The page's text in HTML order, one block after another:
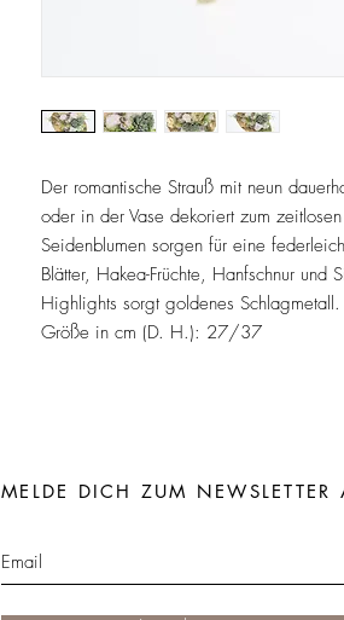
Der romantische Strauß mit neun
oder in der Vase dekoriert zum
Seidenblumen sorgen für eine
Blätter, Hakea-Früchte, Hanfschnur und
Highlights sorgt goldenes Schlagmetall.
Größe in cm (D. H.): 27/37
MELDE DICH ZUM NEWSLETTER